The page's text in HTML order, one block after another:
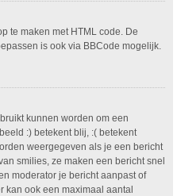
te maken met HTML code. De
is ook via BBCode mogelijk.
kunnen worden om een
:) betekent blij, :( betekent
weergegeven als je een bericht
smilies, ze maken een bericht snel
moderator je bericht aanpast of
kan ook een maximaal aantal